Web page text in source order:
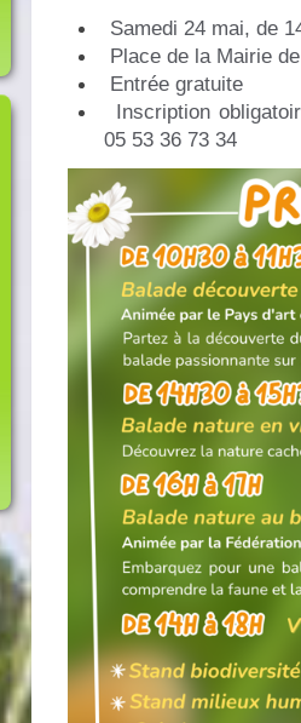
Samedi 24 mai, de
Place de la Mairie
Entrée gratuite
Inscription
05 53 36 73 34